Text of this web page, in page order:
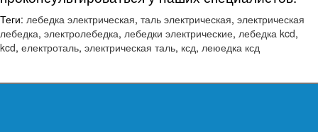
Теги: лебедка электрическая, таль электрическая, электрическая
лебедка, электролебедка, лебедки электрические, лебедка kcd,
kcd, електроталь, электрическая таль, ксд, леюедка ксд